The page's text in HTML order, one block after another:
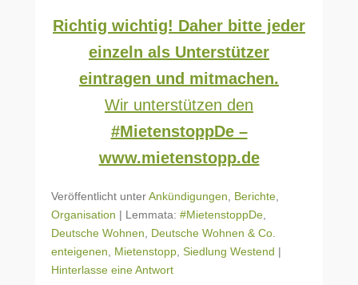
Richtig wichtig! Daher bitte jeder
einzeln als Unterstützer
eintragen und mitmachen.
Wir unterstützen den
#MietenstoppDe –
www.mietenstopp.de
Veröffentlicht unterAnkündigungen Berichte
Organisation | Lemmata: #MietenstoppDe
Deutsche Wohnen
Deutsche Wohnen & Co.
enteigenen
Mietenstopp Siedlung Westend |
Hinterlasse eine Antwort